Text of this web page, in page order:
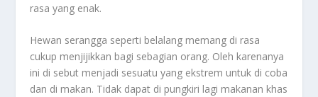
rasa yang enak.
Hewan serangga seperti belalang memang di rasa
cukup menjijikkan bagi sebagian orang. Oleh karenanya
ini di sebut menjadi sesuatu yang ekstrem untuk di coba
dan di makan. Tidak dapat di pungkiri lagi makanan khas